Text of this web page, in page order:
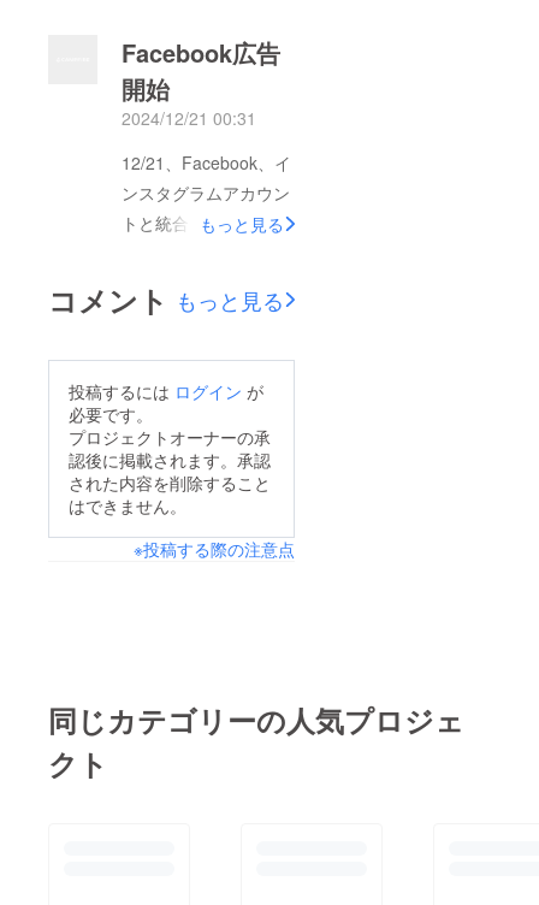
Facebook広告
開始
2024/12/21 00:31
12/21、Facebook、イ
ンスタグラムアカウン
トと統合。Metaビジ
サービスを使用した
Facebookテスト広告
もっと見る
コメント もっと見る
投稿するには ログイン が
必要です。
プロジェクトオーナーの承
認後に掲載されます。承認
された内容を削除すること
はできません。
※投稿する際の注意点
同じカテゴリーの人気プロジェ
クト